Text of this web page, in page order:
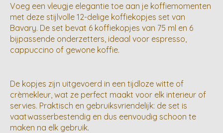
Voeg een vleugje elegantie toe aan je koffiemomenten
met deze stijlvolle 12-delige koffiekopjes set van
Bavary. De set bevat 6 koffiekopjes van 75 ml en 6
bijpassende onderzetters, ideaal voor espresso,
cappuccino of gewone koffie.
De kopjes zijn uitgevoerd in een tijdloze witte of
crèmekleur, wat ze perfect maakt voor elk interieur of
servies. Praktisch en gebruiksvriendelijk: de set is
vaatwasserbestendig en dus eenvoudig schoon te
maken na elk gebruik.